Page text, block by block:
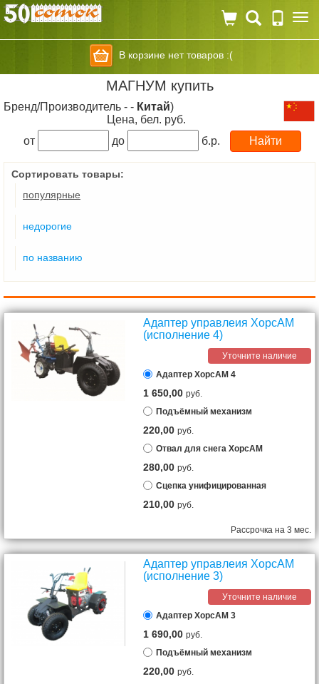
В корзине нет товаров :(
МАГНУМ купить
Бренд/Производитель - - Китай)
Цена, бел. руб.
от
до б.р.
Сортировать товары:
популярные
недорогие
по названию
Адаптер управлеия ХорсАМ
(исполнение 4)
Уточните наличие
Адаптер ХорсАМ 4
1 650,00руб.
Подъёмный механизм
220,00руб.
Отвал для снега ХорсАМ
280,00руб.
Сцепка унифицированная
210,00руб.
Рассрочка на 3 мес.
Адаптер управлеия ХорсАМ
(исполнение 3)
Уточните наличие
Адаптер ХорсАМ 3
1 690,00руб.
Подъёмный механизм
220,00руб.